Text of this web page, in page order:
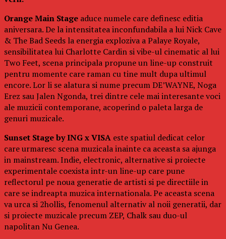
Orange Main Stage aduce numele care definesc editia
aniversara. De la intensitatea inconfundabila a lui Nick Cave
& The Bad Seeds la energia exploziva a Palaye Royale,
sensibilitatea lui Charlotte Cardin si vibe-ul cinematic al lui
Two Feet, scena principala propune un line-up construit
pentru momente care raman cu tine mult dupa ultimul
encore. Lor li se alatura si nume precum DE’WAYNE, Noga
Erez sau Jalen Ngonda, trei dintre cele mai interesante voci
ale muzicii contemporane, acoperind o paleta larga de
genuri muzicale.
Sunset Stage by ING x VISA este spatiul dedicat celor
care urmaresc scena muzicala inainte ca aceasta sa ajunga
in mainstream. Indie, electronic, alternative si proiecte
experimentale coexista intr-un line-up care pune
reflectorul pe noua generatie de artisti si pe directiile in
care se indreapta muzica internationala. Pe aceasta scena
va urca si 2hollis, fenomenul alternativ al noii generatii, dar
si proiecte muzicale precum ZEP, Chalk sau duo-ul
napolitan Nu Genea.